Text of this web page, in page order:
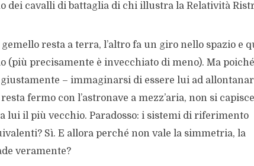
dei cavalli di battaglia di chi illustra la Relatività
resta a terra, l’altro fa un giro nello spazio e
(più precisamente è invecchiato di meno). Ma
– immaginarsi di essere lui ad
fermo con l’astronave a mezz’aria, non si
lui il più vecchio. Paradosso: i sistemi di riferimento
Sì. E allora perché non vale la simmetria, la
veramente?